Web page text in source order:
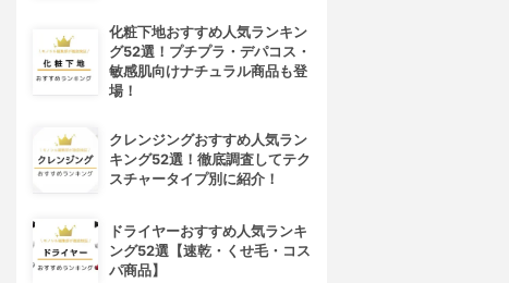
化粧下地おすすめ人気ランキン
グ52選！プチプラ・デパコス・
敏感肌向けナチュラル商品も登
場！
クレンジングおすすめ人気ラン
キング52選！徹底調査してテク
スチャータイプ別に紹介！
ドライヤーおすすめ人気ランキ
ング52選【速乾・くせ毛・コス
パ商品】